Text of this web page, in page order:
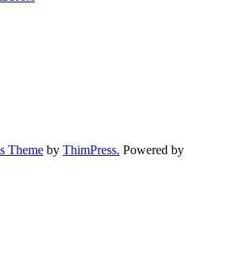
Theme by ThimPress. Powered by